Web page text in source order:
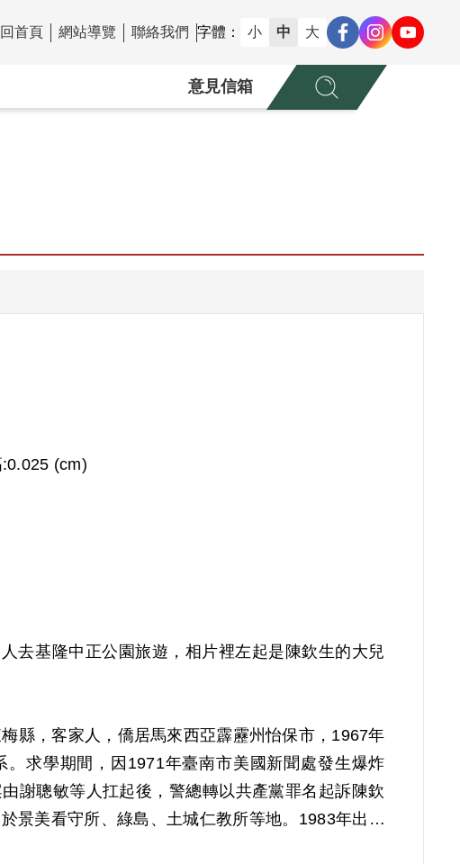
:::
回首頁 網站導覽 聯絡我們 字體： 小 中 大
意見信箱
(cm)
去基隆中正公園旅遊，相片裡左起是陳欽生的大兒
縣，客家人，僑居馬來西亞霹靂州怡保市，1967年
求學期間，因1971年臺南市美國新聞處發生爆炸
謝聰敏等人扛起後，警總轉以共產黨罪名起訴陳欽
景美看守所、綠島、土城仁教所等地。1983年出獄
歷過一段困頓的時期，直至1986、1987年陸續取